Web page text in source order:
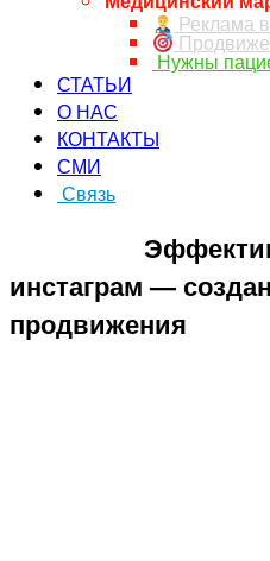
Реклама
Нужны
СТАТЬИ
О НАС
КОНТАКТЫ
СМИ
Связь
инстаграм —
продвижения